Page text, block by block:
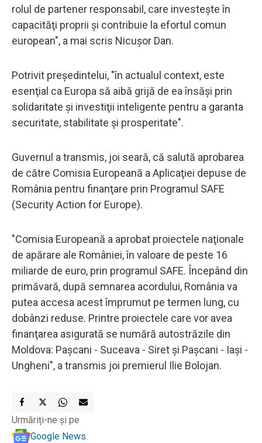
rolul de partener responsabil, care investeşte în
capacităţi proprii şi contribuie la efortul comun
european", a mai scris Nicuşor Dan.
Potrivit preşedintelui, "în actualul context, este
esenţial ca Europa să aibă grijă de ea însăşi prin
solidaritate şi investiţii inteligente pentru a garanta
securitate, stabilitate şi prosperitate".
Guvernul a transmis, joi seară, că salută aprobarea
de către Comisia Europeană a Aplicaţiei depuse de
România pentru finanţare prin Programul SAFE
(Security Action for Europe).
"Comisia Europeană a aprobat proiectele naţionale
de apărare ale României, în valoare de peste 16
miliarde de euro, prin programul SAFE. Începând din
primăvară, după semnarea acordului, România va
putea accesa acest împrumut pe termen lung, cu
dobânzi reduse. Printre proiectele care vor avea
finanţarea asigurată se numără autostrăzile din
Moldova: Paşcani - Suceava - Siret şi Paşcani - Iaşi -
Ungheni", a transmis joi premierul Ilie Bolojan.
Urmăriți-ne și pe
Google News